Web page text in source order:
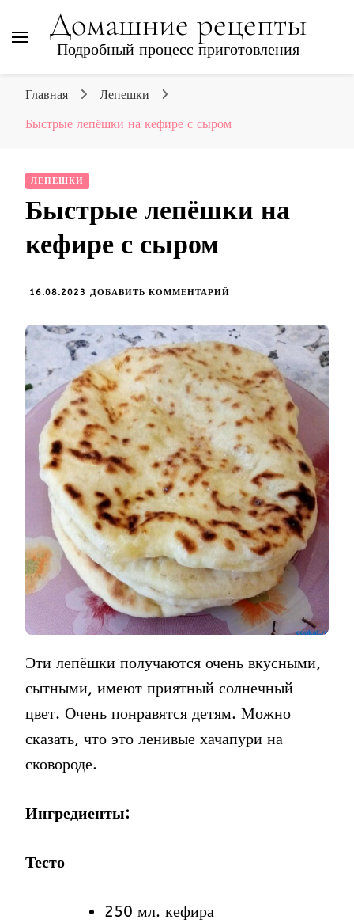
Домашние рецепты
Подробный процесс приготовления
Главная Лепешки
Быстрые лепёшки на кефире с сыром
ЛЕПЕШКИ
Быстрые лепёшки на
кефире с сыром
16.08.2023 ДОБАВИТЬ КОММЕНТАРИЙ
БЫСТРЫЕ
ЛЕПЁШКИ
НА
КЕФИРЕ
С
СЫРОМ
Эти лепёшки получаются очень вкусными,
сытными, имеют приятный солнечный
цвет. Очень понравятся детям. Можно
сказать, что это ленивые хачапури на
сковороде.
Ингредиенты:
Тесто
250 мл. кефира